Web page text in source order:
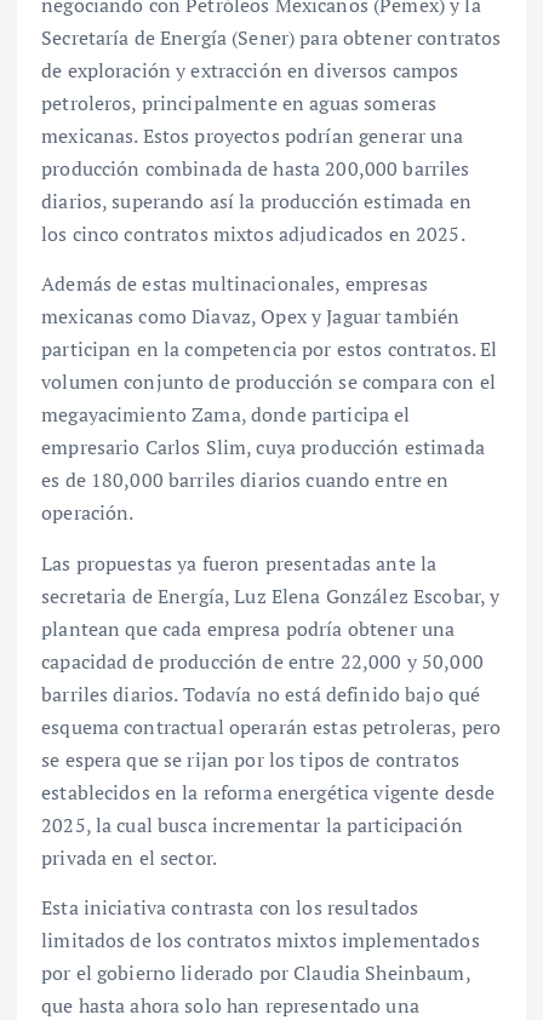
Secretaría de Energía (Sener) para obtener contratos
de exploración y extracción en diversos campos
petroleros, principalmente en aguas someras
mexicanas. Estos proyectos podrían generar una
producción combinada de hasta 200,000 barriles
diarios, superando así la producción estimada en
los cinco contratos mixtos adjudicados en 2025.
Además de estas multinacionales, empresas
mexicanas como Diavaz, Opex y Jaguar también
participan en la competencia por estos contratos. El
volumen conjunto de producción se compara con el
megayacimiento Zama, donde participa el
empresario Carlos Slim, cuya producción estimada
es de 180,000 barriles diarios cuando entre en
operación.
Las propuestas ya fueron presentadas ante la
secretaria de Energía, Luz Elena González Escobar, y
plantean que cada empresa podría obtener una
capacidad de producción de entre 22,000 y 50,000
barriles diarios. Todavía no está definido bajo qué
esquema contractual operarán estas petroleras, pero
se espera que se rijan por los tipos de contratos
establecidos en la reforma energética vigente desde
2025, la cual busca incrementar la participación
privada en el sector.
Esta iniciativa contrasta con los resultados
limitados de los contratos mixtos implementados
por el gobierno liderado por Claudia Sheinbaum,
que hasta ahora solo han representado una